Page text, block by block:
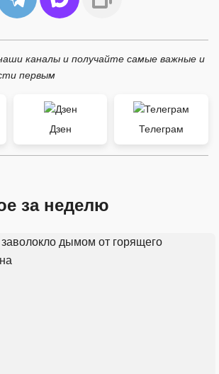
каналы и получайте самые важные и
первым
Дзен Телеграм
за неделю